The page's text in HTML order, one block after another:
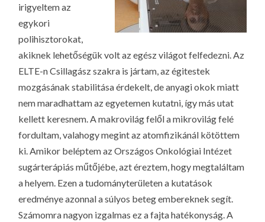
irigyeltem az
egykori
polihisztorokat,
akiknek lehetőségük volt az egész világot felfedezni. Az
ELTE-n Csillagász szakra is jártam, az égitestek
mozgásának stabilitása érdekelt, de anyagi okok miatt
nem maradhattam az egyetemen kutatni, így más utat
kellett keresnem. A makrovilág felől a mikrovilág felé
fordultam, valahogy megint az atomfizikánál kötöttem
ki. Amikor beléptem az Országos Onkológiai Intézet
sugárterápiás műtőjébe, azt éreztem, hogy megtaláltam
a helyem. Ezen a tudományterületen a kutatások
eredménye azonnal a súlyos beteg embereknek segít.
Számomra nagyon izgalmas ez a fajta hatékonyság. A